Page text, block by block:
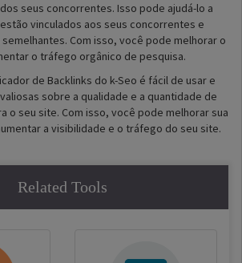
seus concorrentes. Isso pode ajudá-lo a
vinculados aos seus concorrentes e
Com isso, você pode melhorar o
o tráfego orgânico de pesquisa.
de Backlinks do k-Seo é fácil de usar e
sobre a qualidade e a quantidade de
o seu site. Com isso, você pode melhorar sua
a visibilidade e o tráfego do seu site.
Related Tools